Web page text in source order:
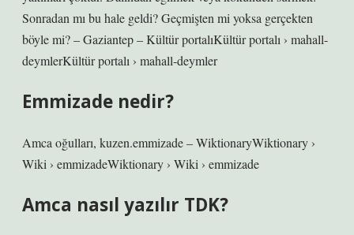
Sonradan mı bu hale geldi? Geçmişten mi yoksa gerçekten
böyle mi? – Gaziantep – Kültür portalıKültür portalı › mahall-
deymlerKültür portalı › mahall-deymler
Emmizade nedir?
Amca oğulları, kuzen.emmizade – WiktionaryWiktionary ›
Wiki › emmizadeWiktionary › Wiki › emmizade
Amca nasıl yazılır TDK?